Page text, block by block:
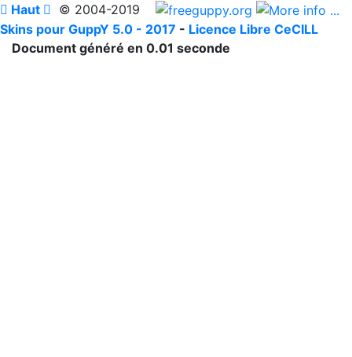
 Haut  © 2004-2019
Skins pour GuppY 5.0 - 2017 - Licence Libre CeCILL
Document généré en 0.01 seconde